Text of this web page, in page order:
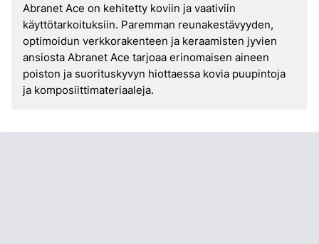
Abranet Ace on kehitetty koviin ja vaativiin
käyttötarkoituksiin. Paremman reunakestävyyden,
optimoidun verkkorakenteen ja keraamisten jyvien
ansiosta Abranet Ace tarjoaa erinomaisen aineen
poiston ja suorituskyvyn hiottaessa kovia puupintoja
ja komposiittimateriaaleja.